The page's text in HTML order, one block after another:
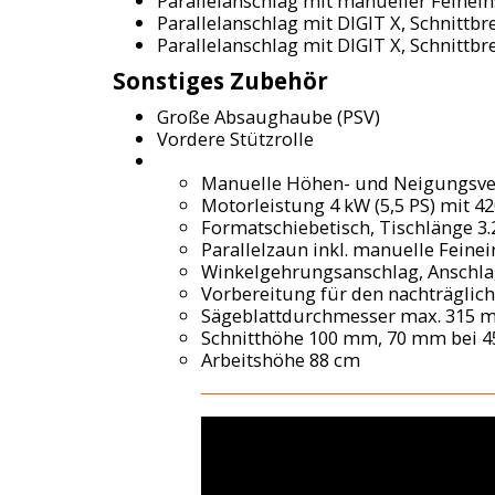
Parallelanschlag mit DIGIT X,
Parallelanschlag mit DIGIT X,
Sonstiges Zubehör
Große Absaughaube (PSV)
Vordere Stützrolle
Manuelle Höhen- und
Motorleistung 4 kW (5,5 PS) mit
Formatschiebetisch, Tischlänge
Parallelzaun inkl. manuelle
Winkelgehrungsanschlag,
Vorbereitung für den
Sägeblattdurchmesser max. 315
Schnitthöhe 100 mm, 70 mm bei
Arbeitshöhe 88 cm